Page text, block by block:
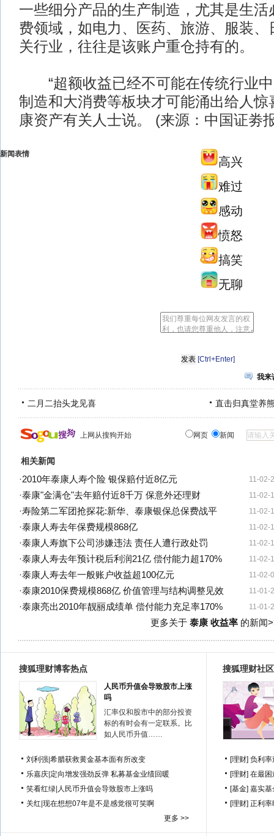
一些细分产品的生产制造，尤其是生活
费领域，如电力、医药、旅游、服装、
关行业，往往是该账户重仓持有的。
“超额收益已经不可能在传统行业中
制造和大消费等板块才可能涌出给人惊
康资产有关人士说。 (来源：中国证劵
新闻表情
高兴
难过
感动
愤怒
搞笑
无聊
[Ctrl+Enter]
我来
二月二抬头龙见喜 直击归真堂养
上网从搜狗开始 网页 新闻
相关新闻
11-02-
·2010年泰康人寿个险 银保赔付近8亿元
11-02-
·泰康"金满仓"去年赔付近8千万 保意外还理财
11-02-
·寿险第二军团抢探花:新华、泰康银保总保费战平
11-02-
·泰康人寿去年保费规模868亿
11-02-
·泰康人寿旗下公司涉嫌违法 责任人遭行政处罚
11-02-
·泰康人寿去年预计税后利润21亿 偿付能力超170%
11-02-
·泰康人寿去年一般账户收益超100亿元
11-01-
·泰康2010保费规模868亿 价值管理与结构调整见效
11-01-
·泰康亮出2010年靓丽成绩单 偿付能力充足率170%
更多关于 泰康 收益率的新闻
搜狐理财博客热点
人民币升值会导致股市上涨
吗
汇率仅和股市中的部分投资
标的有时会有一定联系。比
如人民币升值……
刘利强 希腊获救黄金基本面有所改变
乐嘉庆 定向增发强劲反弹 私募基金业绩回暖
笑看红绿 人民币升值会导致股市上涨吗
关红 现在想想07年是不是感觉很可笑啊
更多 >>
搜狐理财社
[理财] 负利率
[理财] 在最困
[基金] 嘉实基
[理财] 正利率